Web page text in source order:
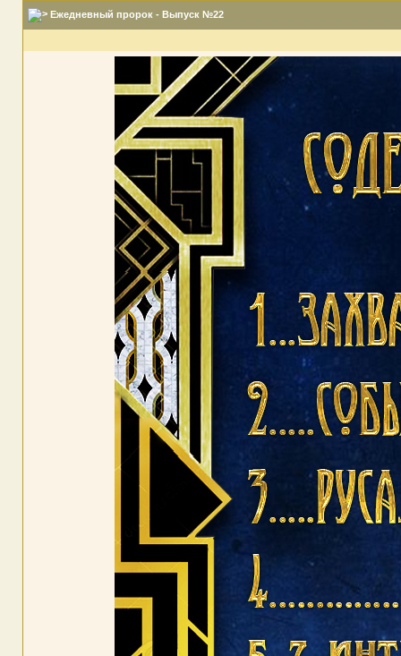
Ежедневный пророк - Выпуск №22